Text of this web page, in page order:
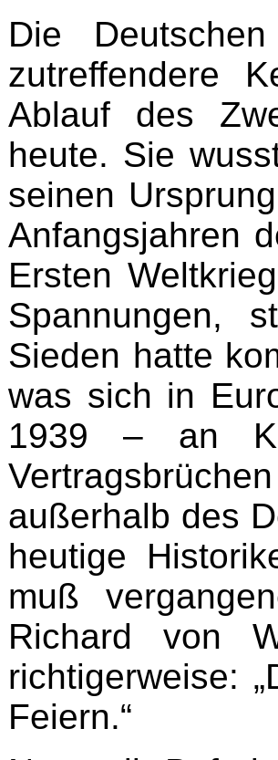
Die
zutreffendere
Ablauf des
heute. Sie
seinen
Anfangsjahren
Ersten
Spannungen,
Sieden hatte
was sich in
1939 – an
außerhalb des
heutige
muß
Richard von
richtigerweise:
Feiern.“